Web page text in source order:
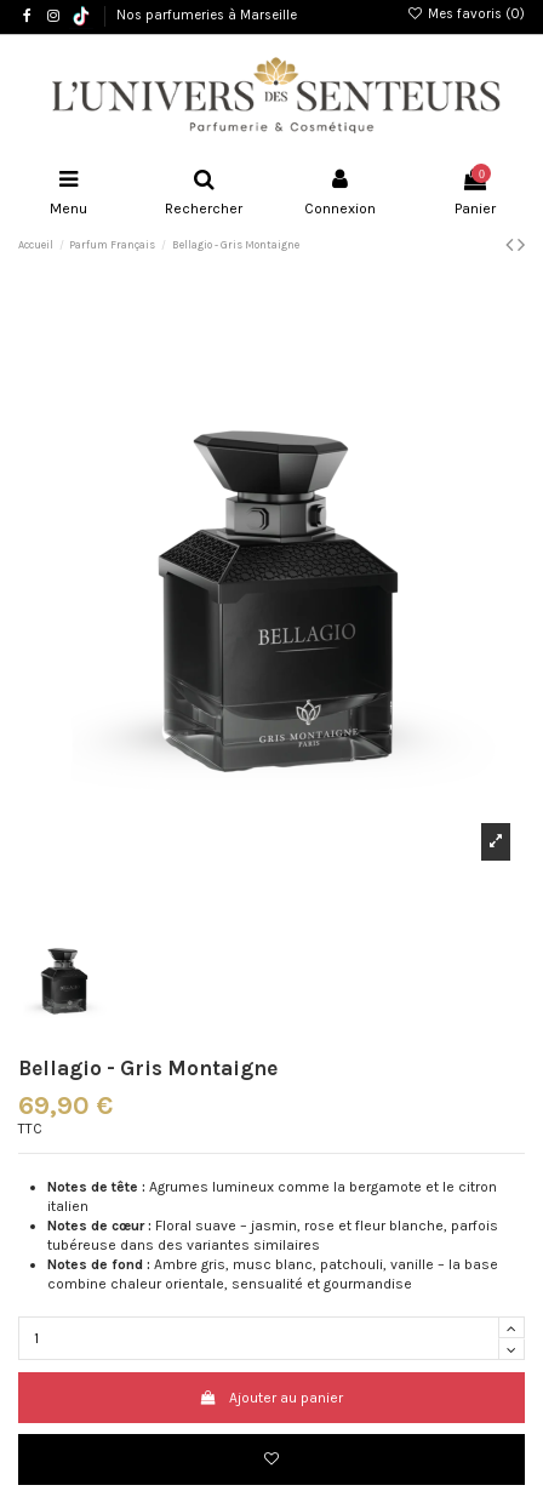
Nos parfumeries à Marseille Mes favoris (0)
Menu Rechercher Connexion
0
Panier
Accueil Parfum Français Bellagio - Gris Montaigne
Bellagio - Gris Montaigne
69,90 €
TTC
Notes de tête : Agrumes lumineux comme la bergamote et le citron
italien
Notes de cœur : Floral suave – jasmin, rose et fleur blanche, parfois
tubéreuse dans des variantes similaires
Notes de fond : Ambre gris, musc blanc, patchouli, vanille – la base
combine chaleur orientale, sensualité et gourmandise
Ajouter au panier